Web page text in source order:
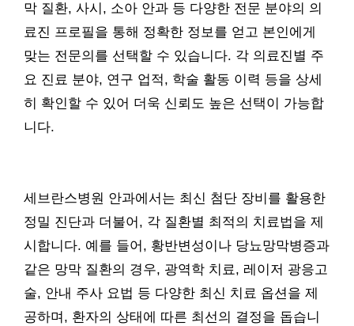
막 질환, 사시, 소아 안과 등 다양한 전문 분야의 의
료진 프로필을 통해 정확한 정보를 얻고 본인에게
맞는 전문의를 선택할 수 있습니다. 각 의료진별 주
요 진료 분야, 연구 업적, 학술 활동 이력 등을 상세
히 확인할 수 있어 더욱 신뢰도 높은 선택이 가능합
니다.
세브란스병원 안과에서는 최신 첨단 장비를 활용한
정밀 진단과 더불어, 각 질환별 최적의 치료법을 제
시합니다. 예를 들어, 황반변성이나 당뇨망막병증과
같은 망막 질환의 경우, 광역학 치료, 레이저 광응고
술, 안내 주사 요법 등 다양한 최신 치료 옵션을 제
공하며, 환자의 상태에 따른 최선의 결정을 돕습니